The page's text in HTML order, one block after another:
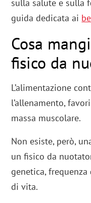
sulla salute e sulla
guida dedicata ai
Cosa
fisico da
L’alimentazione
l’allenamento,
massa muscolare.
Non esiste, però,
un fisico da
genetica,
di vita.